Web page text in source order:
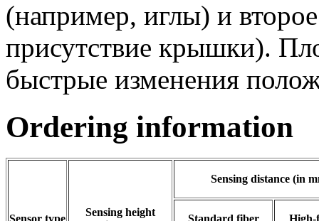
(например, иглы) и
присутствие крышки).
быстрые изменения
Ordering information
Sensing height
Sensing distance (in